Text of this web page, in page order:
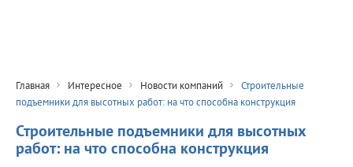
Главная Интересное Новости компаний
Строительные
подъемники для высотных работ: на что способна конструкция
Строительные подъемники для высотных
работ: на что способна конструкция